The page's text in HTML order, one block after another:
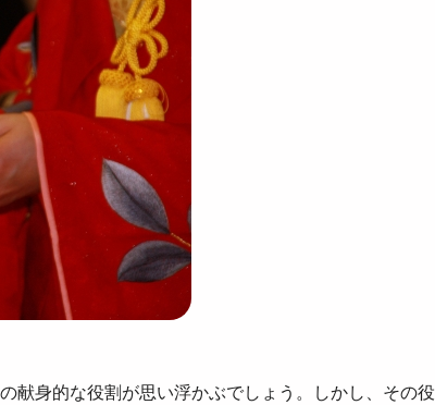
献身的な役割が思い浮かぶでしょう。しかし、その役